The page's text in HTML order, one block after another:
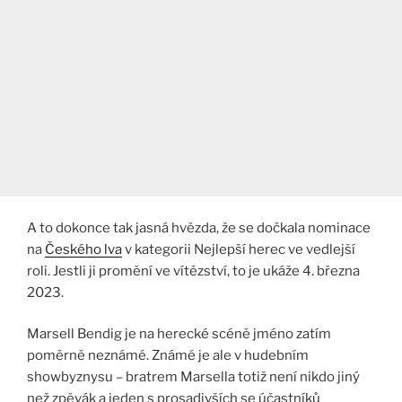
A to dokonce tak jasná hvězda, že se dočkala nominace
na Českého lvav kategorii Nejlepší herec ve vedlejší
roli. Jestli ji promění ve vítězství, to je ukáže 4. března
2023.
Marsell Bendig je na herecké scéně jméno zatím
poměrně neznámé. Známé je ale v hudebním
showbyznysu – bratrem Marsella totiž není nikdo jiný
než zpěvák a jeden s prosadivších se účastníků